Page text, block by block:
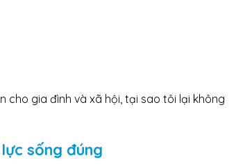
gia đình và xã hội, tại sao tôi lại không
sống đúng